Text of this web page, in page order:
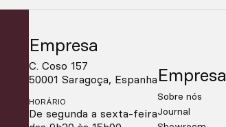
Empresa
C. Coso 157
50001 Saragoça, Espanha
HORÁRIO
De segunda a sexta-feira
Empresa
Sobre nós
Journal